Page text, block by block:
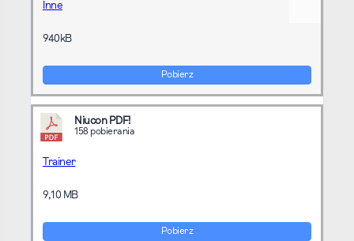
Inne
940kB
Pobierz
Niucon PDF!
158 pobierania
Trainer
9,10 MB
Pobierz